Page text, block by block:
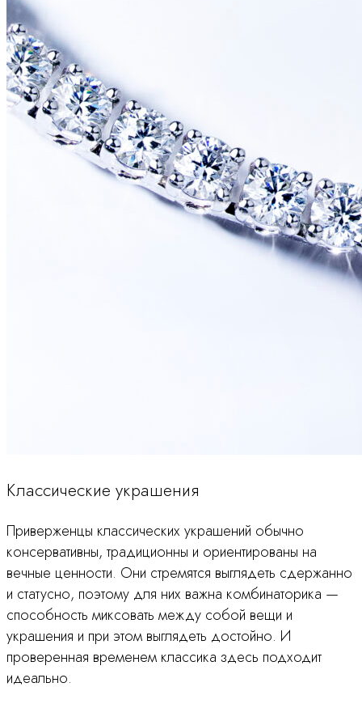
Классические украшения
Приверженцы классических украшений обычно
консервативны, традиционны и ориентированы на
вечные ценности. Они стремятся выглядеть сдержанно
и статусно, поэтому для них важна комбинаторика —
способность миксовать между собой вещи и
украшения и при этом выглядеть достойно. И
проверенная временем классика здесь подходит
идеально.